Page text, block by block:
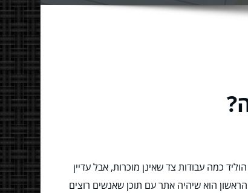
כמה עבודות צד שאינן מוכרות, אבל עדיין
הוא שיהיה אתר עם תוכן שאנשים רוצים